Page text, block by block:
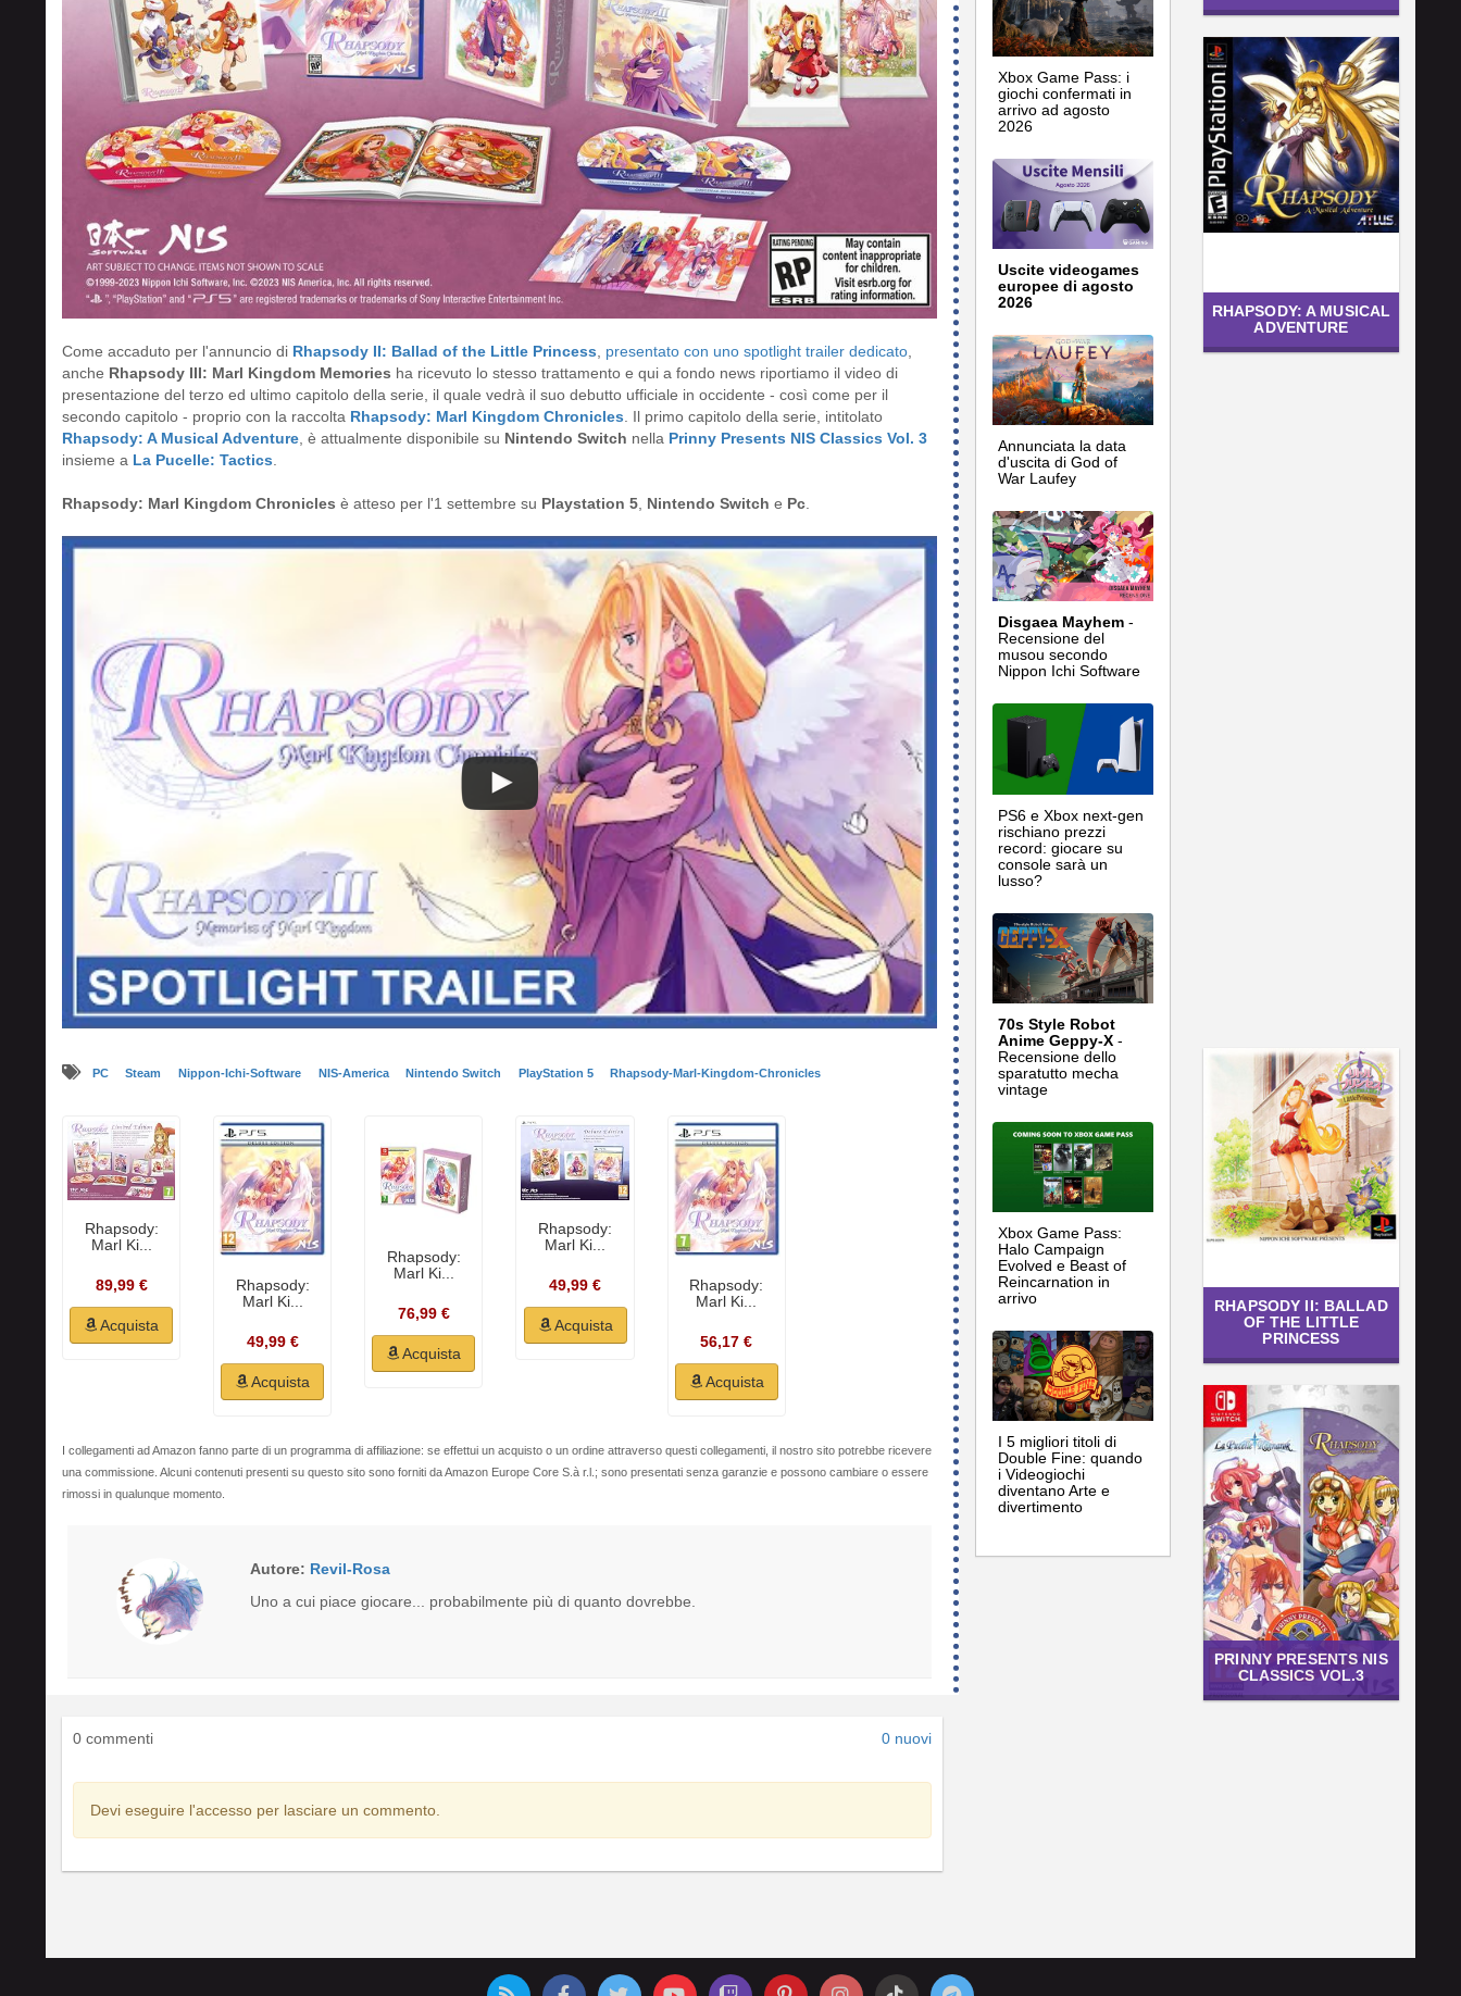
Come accaduto per l'annuncio di Rhapsody II: Ballad of the Little Princess, presentato con uno spotlight trailer dedicato,
anche Rhapsody III: Marl Kingdom Memories ha ricevuto lo stesso trattamento e qui a fondo news riportiamo il video di
presentazione del terzo ed ultimo capitolo della serie, il quale vedrà il suo debutto ufficiale in occidente - così come per il
secondo capitolo - proprio con la raccolta Rhapsody: Marl Kingdom Chronicles. Il primo capitolo della serie, intitolato
Rhapsody: A Musical Adventure, è attualmente disponibile su Nintendo Switch nella Prinny Presents NIS Classics Vol. 3
insieme a La Pucelle: Tactics.
Rhapsody: Marl Kingdom Chronicles è atteso per l'1 settembre su Playstation 5, Nintendo Switch e Pc.
PC Steam Nippon-Ichi-Software NIS-America Nintendo Switch PlayStation 5 Rhapsody-Marl-Kingdom-Chronicles
Rhapsody:
Marl Ki...
89,99 €
Acquista
Rhapsody:
Marl Ki...
49,99 €
Acquista
Rhapsody:
Marl Ki...
76,99 €
Acquista
Rhapsody:
Marl Ki...
49,99 €
Acquista
Rhapsody:
Marl Ki...
56,17 €
Acquista
I collegamenti ad Amazon fanno parte di un programma di affiliazione: se effettui un acquisto o un ordine attraverso questi collegamenti, il nostro sito potrebbe ricevere
una commissione. Alcuni contenuti presenti su questo sito sono forniti da Amazon Europe Core S.à r.l.; sono presentati senza garanzie e possono cambiare o essere
rimossi in qualunque momento.
Autore: Revil-Rosa
Uno a cui piace giocare... probabilmente più di quanto dovrebbe.
0 commenti 0 nuovi
Devi eseguire l'accesso per lasciare un commento.
Xbox Game Pass: i
giochi confermati in
arrivo ad agosto
2026
Uscite videogames
europee di agosto
2026
Annunciata la data
d'uscita di God of
War Laufey
Disgaea Mayhem -
Recensione del
musou secondo
Nippon Ichi Software
PS6 e Xbox next-gen
rischiano prezzi
record: giocare su
console sarà un
lusso?
70s Style Robot
Anime Geppy-X -
Recensione dello
sparatutto mecha
vintage
Xbox Game Pass:
Halo Campaign
Evolved e Beast of
Reincarnation in
arrivo
I 5 migliori titoli di
Double Fine: quando
i Videogiochi
diventano Arte e
divertimento
RHAPSODY: A MUSICAL
ADVENTURE
RHAPSODY II: BALLAD
OF THE LITTLE
PRINCESS
PRINNY PRESENTS NIS
CLASSICS VOL.3